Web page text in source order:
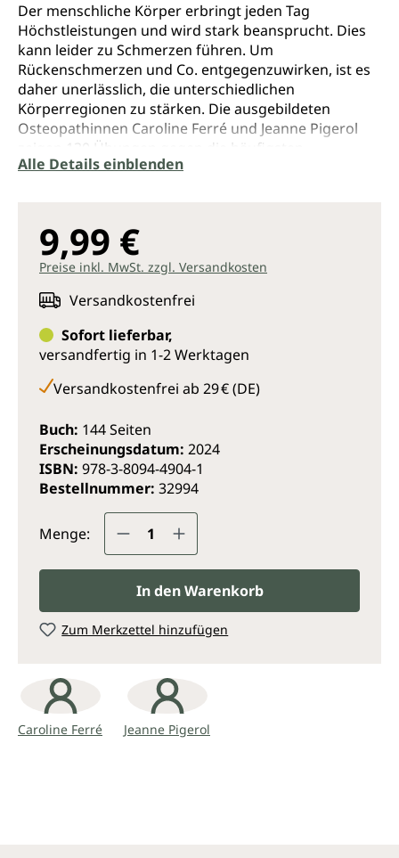
Der menschliche Körper erbringt jeden Tag
Höchstleistungen und wird stark beansprucht. Dies
kann leider zu Schmerzen führen. Um
Rückenschmerzen und Co. entgegenzuwirken, ist es
daher unerlässlich, die unterschiedlichen
Körperregionen zu stärken. Die ausgebildeten
Osteopathinnen Caroline Ferré und Jeanne Pigerol
zeigen 130 Übungen gegen die häufigsten
Beschwerden. Mit vielen Step-by-Step-Fotos erklären
den Körper von Kopf bis Fuß für ein schmerzfreies
und fittes Leben.
Schmerzen weg- und Muskeln antrainieren
Schmerzlinderung von Kopf bis Fuß
Pigerol zeigen 130 Übungen gegen die
häufigsten Beschwerden und welche typischen
Fehler dabei zu vermeiden sind
Mit Kapitel für schwangere Frauen
Alle Details einblenden
9,99 €
Preise inkl. MwSt. zzgl. Versandkosten
Versandkostenfrei
Sofort lieferbar,
versandfertig in 1-2 Werktagen
Versandkostenfrei ab 29 € (DE)
Buch: 144 Seiten
Erscheinungsdatum: 2024
ISBN: 978-3-8094-4904-1
Bestellnummer: 32994
Menge: Produkt Anzahl: Gib den
In den Warenkorb
Zum Merkzettel hinzufügen
Caroline Ferré Jeanne Pigerol